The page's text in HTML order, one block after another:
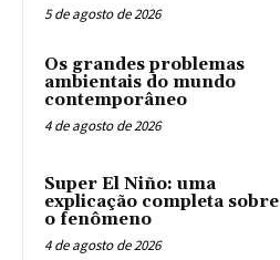
5 de agosto de 2026
Os grandes problemas
ambientais do mundo
contemporâneo
4 de agosto de 2026
Super El Niño: uma
explicação completa sobre
o fenômeno
4 de agosto de 2026